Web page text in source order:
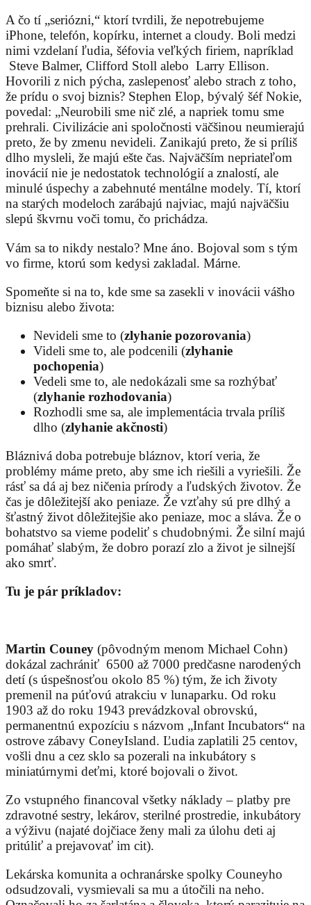
A čo tí „seriózni,“ ktorí tvrdili, že nepotrebujeme
iPhone, telefón, kopírku, internet a cloudy. Boli medzi
nimi vzdelaní ľudia, šéfovia veľkých firiem, napríklad
Steve Balmer, Clifford Stoll alebo Larry Ellison.
Hovorili z nich pýcha, zaslepenosť alebo strach z toho,
že prídu o svoj biznis? Stephen Elop, bývalý šéf Nokie,
povedal: „Neurobili sme nič zlé, a napriek tomu sme
prehrali. Civilizácie ani spoločnosti väčšinou neumierajú
preto, že by zmenu nevideli. Zanikajú preto, že si príliš
dlho mysleli, že majú ešte čas. Najväčším nepriateľom
inovácií nie je nedostatok technológií a znalostí, ale
minulé úspechy a zabehnuté mentálne modely. Tí, ktorí
na starých modeloch zarábajú najviac, majú najväčšiu
slepú škvrnu voči tomu, čo prichádza.
Vám sa to nikdy nestalo? Mne áno. Bojoval som s tým
vo firme, ktorú som kedysi zakladal. Márne.
Spomeňte si na to, kde sme sa zasekli v inovácii vášho
biznisu alebo života:
Nevideli sme to (zlyhanie pozorovania)
Videli sme to, ale podcenili (zlyhanie
pochopenia)
Vedeli sme to, ale nedokázali sme sa rozhýbať
(zlyhanie rozhodovania)
Rozhodli sme sa, ale implementácia trvala príliš
dlho (zlyhanie akčnosti)
Bláznivá doba potrebuje bláznov, ktorí veria, že
problémy máme preto, aby sme ich riešili a vyriešili. Že
rásť sa dá aj bez ničenia prírody a ľudských životov. Že
čas je dôležitejší ako peniaze. Že vzťahy sú pre dlhý a
šťastný život dôležitejšie ako peniaze, moc a sláva. Že o
bohatstvo sa vieme podeliť s chudobnými. Že silní majú
pomáhať slabým, že dobro porazí zlo a život je silnejší
ako smrť.
Tu je pár príkladov:
Martin Couney (pôvodným menom Michael Cohn)
dokázal zachrániť 6500 až 7000 predčasne narodených
detí (s úspešnosťou okolo 85 %) tým, že ich životy
premenil na púťovú atrakciu v lunaparku. Od roku
1903 až do roku 1943 prevádzkoval obrovskú,
permanentnú expozíciu s názvom „Infant Incubators“ na
ostrove zábavy ConeyIsland. Ľudia zaplatili 25 centov,
vošli dnu a cez sklo sa pozerali na inkubátory s
miniatúrnymi deťmi, ktoré bojovali o život.
Zo vstupného financoval všetky náklady – platby pre
zdravotné sestry, lekárov, sterilné prostredie, inkubátory
a výživu (najaté dojčiace ženy mali za úlohu deti aj
pritúliť a prejavovať im cit).
Lekárska komunita a ochranárske spolky Couneyho
odsudzovali, vysmievali sa mu a útočili na neho.